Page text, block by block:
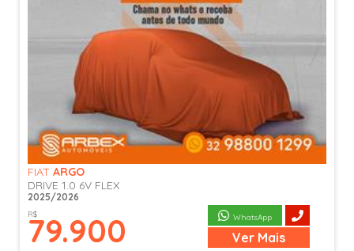
FIAT ARGO
DRIVE 1.0 6V FLEX
2025/2026
R$
79.900 WhatsApp
Ver Mais